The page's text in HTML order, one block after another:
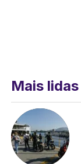
Mais lidas